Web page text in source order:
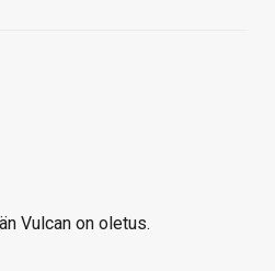
Vulcan on oletus.